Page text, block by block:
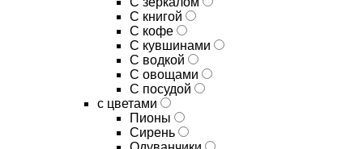
C книгой
C кофе
C кувшинами
C водкой
C овощами
C посудой
с цветами
Пионы
Сирень